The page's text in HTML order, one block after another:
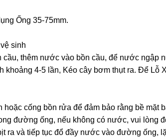
Ống 35-75mm.
sinh
thêm nước vào bồn cầu, để nước ngập
khoảng 4-5 lần, Kéo cây bơm thụt ra. Để
hoặc cống bồn rửa để đảm bảo rằng bề mặt
đường ống, nếu không có nước, vui lòng
ra và tiếp tục đổ đầy nước vào đường ống,